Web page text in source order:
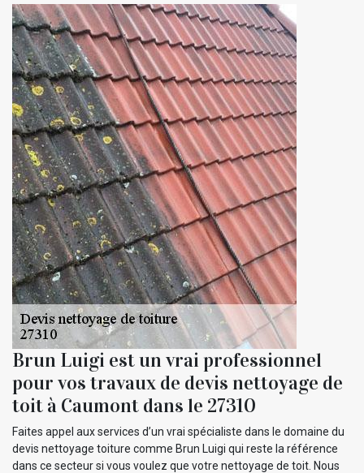
Brun Luigi est un vrai professionnel
pour vos travaux de devis nettoyage de
toit à Caumont dans le 27310
Faites appel aux services d’un vrai spécialiste dans le domaine du
devis nettoyage toiture comme Brun Luigi qui reste la référence
dans ce secteur si vous voulez que votre nettoyage de toit. Nous